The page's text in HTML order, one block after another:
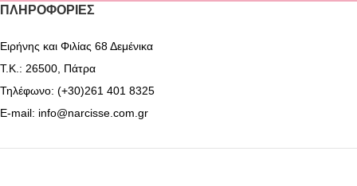
ΠΛΗΡΟΦΟΡΊΕΣ
Ειρήνης και Φιλίας 68 Δεμένικα
Τ.Κ.: 26500, Πάτρα
Τηλέφωνο: (+30)261 401 8325
E-mail: info@narcisse.com.gr